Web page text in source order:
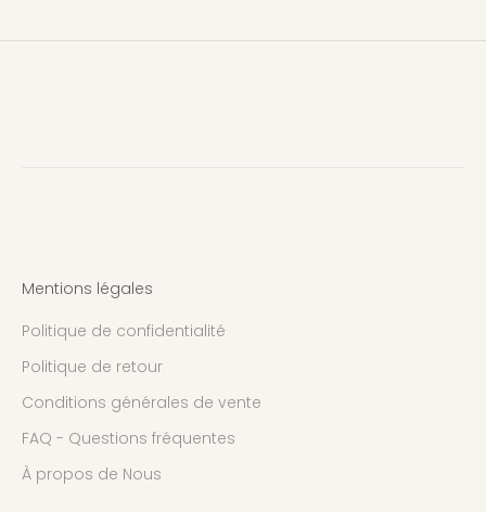
Mentions légales
Politique de confidentialité
Politique de retour
Conditions générales de vente
FAQ - Questions fréquentes
À propos de Nous